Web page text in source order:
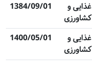
غذایی و
کشاورزی
1384/09/01
غذایی و
کشاورزی
1400/05/01